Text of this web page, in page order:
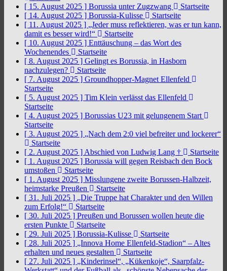
[ 15. August 2025 ] Borussia unter Zugzwang
Startseite
[ 14. August 2025 ] Borussia-Kulisse
Startseite
[ 11. August 2025 ] „Jeder muss reflektieren, was er tun kann,
damit es besser wird!“
Startseite
[ 10. August 2025 ] Enttäuschung – das Wort des
Wochenendes
Startseite
[ 8. August 2025 ] Gelingt es Borussia, in Hasborn
nachzulegen?
Startseite
[ 7. August 2025 ] Groundhopper-Magnet Ellenfeld
Startseite
[ 5. August 2025 ] Tim Klein verlässt das Ellenfeld
Startseite
[ 4. August 2025 ] Borussias U23 mit gelungenem Start
Startseite
[ 3. August 2025 ] „Nach dem 2:0 viel befreiter und lockerer“
Startseite
[ 2. August 2025 ] Abschied von Ludwig Lang †
Startseite
[ 1. August 2025 ] Borussia will gegen Reisbach den Bock
umstoßen
Startseite
[ 1. August 2025 ] Misslungene zweite Borussen-Halbzeit,
heimstarke Preußen
Startseite
[ 31. Juli 2025 ] „Die Truppe hat Charakter und den Willen
zum Erfolg!“
Startseite
[ 30. Juli 2025 ] Preußen und Borussen wollen heute die
ersten Punkte
Startseite
[ 29. Juli 2025 ] Borussia-Kulisse
Startseite
[ 28. Juli 2025 ] „Innova Home Ellenfeld-Stadion“ – Altes
erhalten und neues gestalten
Startseite
[ 27. Juli 2025 ] „Kinderinsel“, „Kükenkoje“, Saarpfalz-